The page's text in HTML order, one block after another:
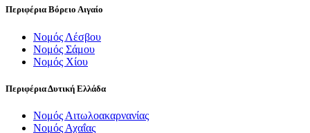
Περιφέρια Βόρειο Αιγαίο
Νομός Λέσβου
Νομός Σάμου
Νομός Χίου
Περιφέρια Δυτική Ελλάδα
Νομός Αιτωλοακαρνανίας
Νομός Αχαΐας